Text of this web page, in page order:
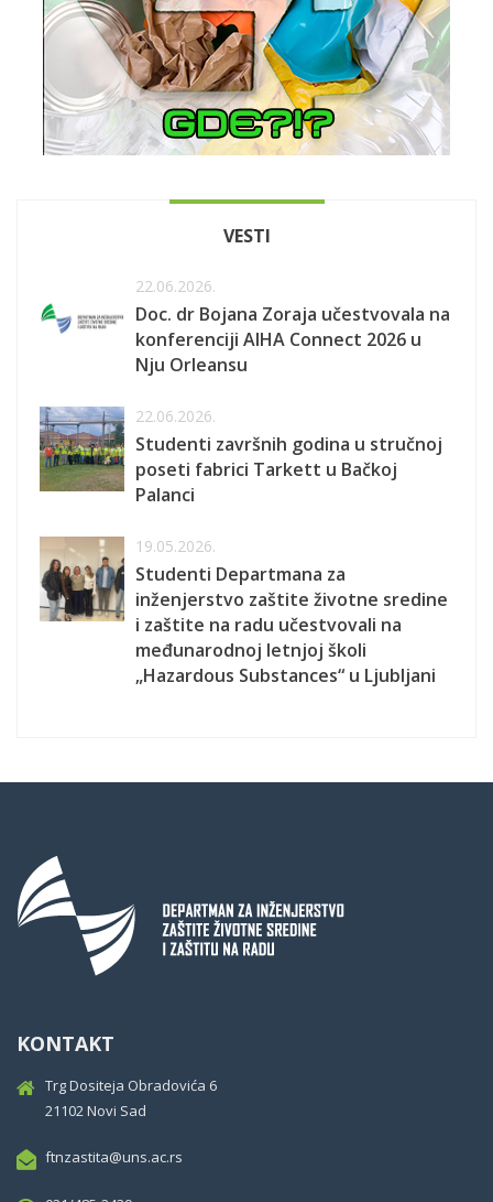
VESTI
22.06.2026.
Doc. dr Bojana Zoraja učestvovala na
konferenciji AIHA Connect 2026 u
Nju Orleansu
22.06.2026.
Studenti završnih godina u stručnoj
poseti fabrici Tarkett u Bačkoj
Palanci
19.05.2026.
Studenti Departmana za
inženjerstvo zaštite životne sredine
i zaštite na radu učestvovali na
međunarodnoj letnjoj školi
„Hazardous Substances“ u Ljubljani
KONTAKT
Trg Dositeja Obradovića 6
21102 Novi Sad
ftnzastita@uns.ac.rs